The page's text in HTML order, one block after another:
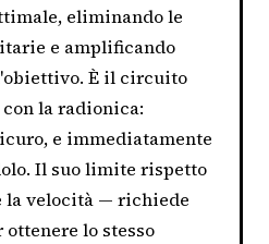
eliminando le
e amplificando
È il circuito
la radionica:
e immediatamente
Il suo limite rispetto
la velocità — richiede
lo stesso